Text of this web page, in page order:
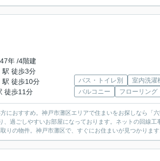
年 /4階建
駅 徒歩3分
駅 徒歩10分
徒歩11分
バス・トイレ別 室内洗濯
バルコニー
フローリング
におすすめ。神戸市灘区エリアで住まいをお探しなら「
過ごしやすいお部屋になっております。ネットの回線工
りの物件。神戸市灘区で、すぐにお住まいが見つかりま